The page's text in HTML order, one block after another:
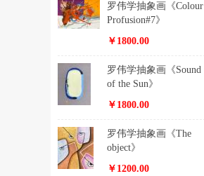
罗伟学抽象画《Colour
Profusion#7》
￥1800.00
罗伟学抽象画《Sound
of the Sun》
￥1800.00
罗伟学抽象画《The
object》
￥1200.00